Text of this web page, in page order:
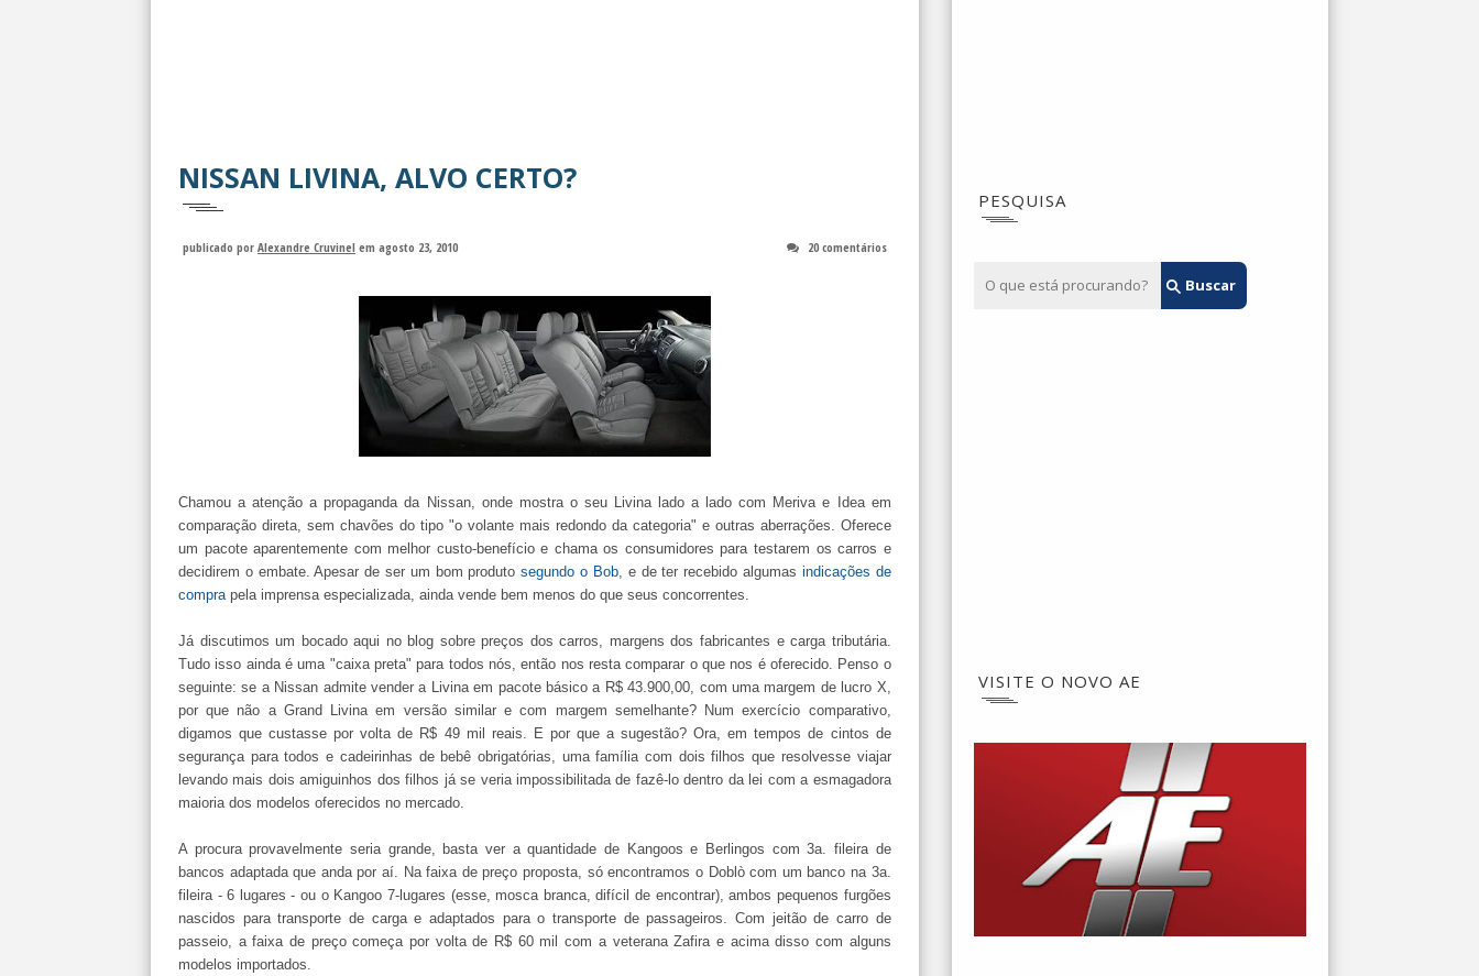
NISSAN LIVINA, ALVO CERTO?
publicado por Alexandre Cruvinel em agosto 23, 2010 20 comentários
Chamou a atenção a propaganda da Nissan, onde mostra o seu Livina lado a lado com Meriva e Idea em
comparação direta, sem chavões do tipo "o volante mais redondo da categoria" e outras aberrações. Oferece
um pacote aparentemente com melhor custo-benefício e chama os consumidores para testarem os carros e
decidirem o embate. Apesar de ser um bom produtosegundo o Bob, e de ter recebido algumas indicações de
comprapela imprensa especializada, ainda vende bem menos do que seus concorrentes.
Já discutimos um bocado aqui no blog sobre preços dos carros, margens dos fabricantes e carga tributária.
Tudo isso ainda é uma "caixa preta" para todos nós, então nos resta comparar o que nos é oferecido. Penso o
seguinte: se a Nissan admite vender a Livina em pacote básico a R$ 43.900,00, com uma margem de lucro X,
por que não a Grand Livina em versão similar e com margem semelhante? Num exercício comparativo,
digamos que custasse por volta de R$ 49 mil reais. E por que a sugestão? Ora, em tempos de cintos de
segurança para todos e cadeirinhas de bebê obrigatórias, uma família com dois filhos que resolvesse viajar
levando mais dois amiguinhos dos filhos já se veria impossibilitada de fazê-lo dentro da lei com a esmagadora
maioria dos modelos oferecidos no mercado.
A procura provavelmente seria grande, basta ver a quantidade de Kangoos e Berlingos com 3a. fileira de
bancos adaptada que anda por aí. Na faixa de preço proposta, só encontramos o Doblò com um banco na 3a.
fileira - 6 lugares - ou o Kangoo 7-lugares (esse, mosca branca, difícil de encontrar), ambos pequenos furgões
nascidos para transporte de carga e adaptados para o transporte de passageiros. Com jeitão de carro de
passeio, a faixa de preço começa por volta de R$ 60 mil com a veterana Zafira e acima disso com alguns
modelos importados.
PESQUISA
VISITE O NOVO AE